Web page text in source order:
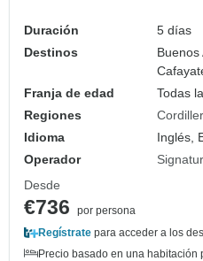
Duración
5 días
Destinos
Buenos
Franja de edad
Todas
Regiones
Idioma
Inglés,
Operador
Desde
€736
por persona
Regístrate para acceder a los
Precio basado en una habitación